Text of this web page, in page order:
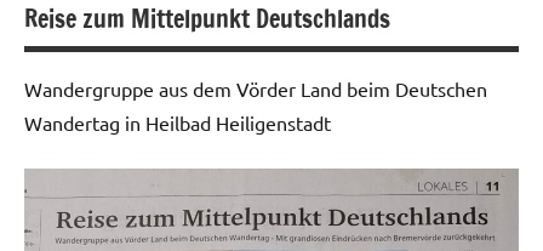
Reise zum Mittelpunkt Deutschlands
Wandergruppe aus dem Vörder Land beim Deutschen
Wandertag in Heilbad Heiligenstadt